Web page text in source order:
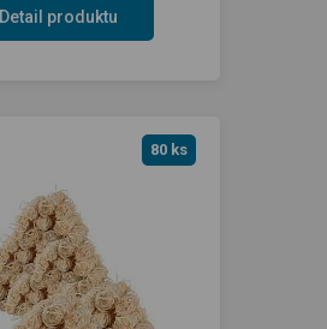
Detail produktu
80 ks